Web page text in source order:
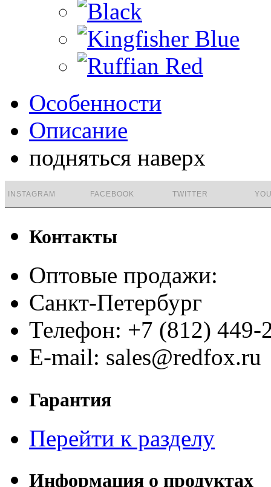
Особенности
Описание
подняться наверх
INSTAGRAM FACEBOOK TWITTER
Контакты
Оптовые продажи:
Санкт-Петербург
Телефон: +7 (812) 449-
E-mail: sales@redfox.ru
Гарантия
Перейти к разделу
Информация о продуктах